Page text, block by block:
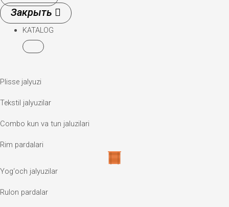
KATALOG
Plisse jalyuzi
Tekstil jalyuzilar
Combo kun va tun jaluzilari
Rim pardalari
Yog‘och jalyuzilar
Rulon pardalar